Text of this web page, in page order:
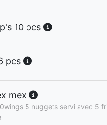
10 pcs
pcs
mex
5 nuggets servi avec 5